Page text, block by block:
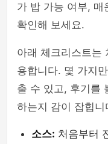
가 밥 가능 여부, 매
확인해 보세요.
아래 체크리스트는
용합니다. 몇 가지
출 수 있고, 후기를
하는지 감이 잡힙니
소스: 처음부터